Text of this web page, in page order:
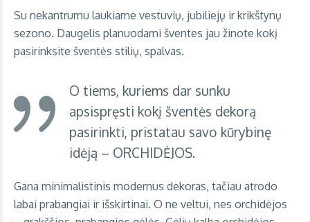
Su nekantrumu laukiame vestuvių, jubiliejų ir krikštynų
sezono. Daugelis planuodami šventes jau žinote kokį
pasirinksite šventės stilių, spalvas.
O tiems, kuriems dar sunku
apsispręsti kokį šventės dekorą
pasirinkti, pristatau savo kūrybinę
idėją – ORCHIDĖJOS.
Gana minimalistinis modernus dekoras, tačiau atrodo
labai prabangiai ir išskirtinai. O ne veltui, nes orchidėjos